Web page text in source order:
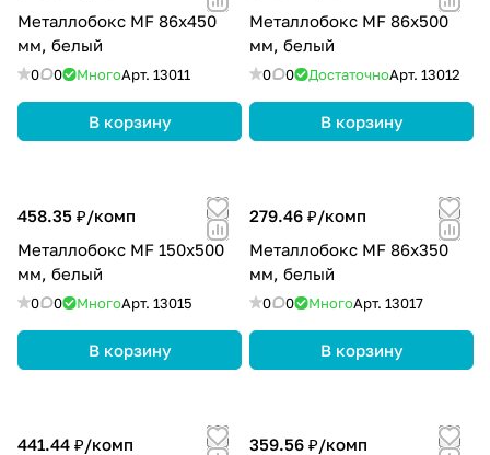
Металлобокс MF 86х450
мм, белый
0 0 МногоАрт. 13011
В корзину
Металлобокс MF 86х500
мм, белый
0 0 ДостаточноАрт. 13012
В корзину
458.35 ₽/комп
Металлобокс MF 150х500
мм, белый
0 0 МногоАрт. 13015
В корзину
279.46 ₽/комп
Металлобокс MF 86х350
мм, белый
0 0 МногоАрт. 13017
В корзину
441.44 ₽/комп
359.56 ₽/комп